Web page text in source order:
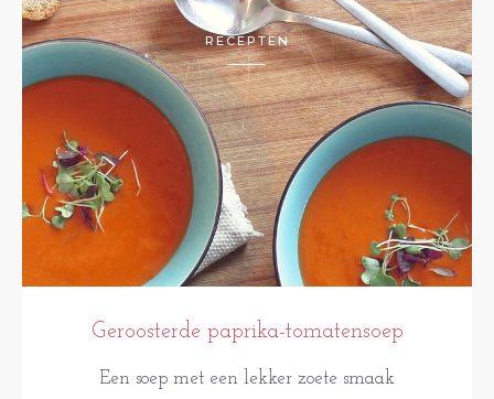
RECEPTEN
Geroosterde paprika-tomatensoep
Een soep met een lekker zoete smaak